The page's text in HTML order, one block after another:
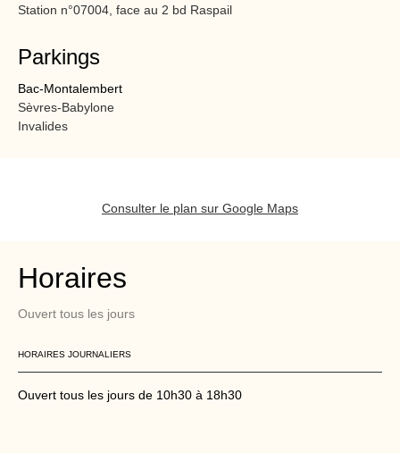
Station n°07004, face au 2 bd Raspail
Parkings
Bac-Montalembert
Sèvres-Babylone
Invalides
Consulter le plan sur Google Maps
Horaires
Ouvert tous les jours
HORAIRES JOURNALIERS
Ouvert tous les jours de 10h30 à 18h30